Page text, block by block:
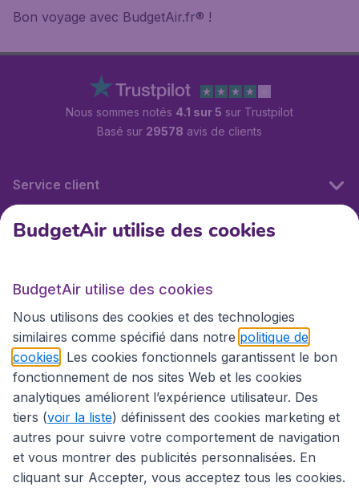
Bon voyage avec BudgetAir.fr® !
Nous sommes notés 4.1 sur 5 sur Trustpilot
Basé sur 29578 avis de clients
Service client
BudgetAir.fr
Sites internationaux
Déclaration d’accessibilité Conditions générales
BudgetAir utilise des cookies
BudgetAir utilise des cookies
Nous utilisons des cookies et des technologies
similaires comme spécifié dans notre politique de
cookies . Les cookies fonctionnels garantissent le bon
fonctionnement de nos sites Web et les cookies
analytiques améliorent l’expérience utilisateur. Des
tiers (voir la liste) définissent des cookies marketing et
autres pour suivre votre comportement de navigation
et vous montrer des publicités personnalisées. En
cliquant sur Accepter, vous acceptez tous les cookies.